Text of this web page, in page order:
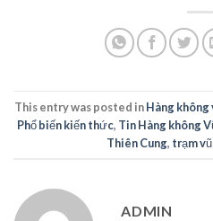
This entry was posted inHàng không
Phổ biến kiến thức, Tin Hàng không
Thiên Cung, trạm
ADMIN